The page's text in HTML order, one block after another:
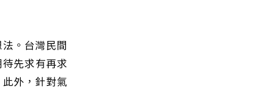
。台灣民間
先求有再求
外，針對氣